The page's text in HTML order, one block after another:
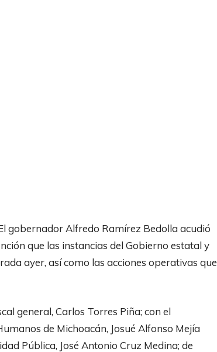
gobernador Alfredo Ramírez Bedolla acudió
que las instancias del Gobierno estatal y
ayer, así como las acciones operativas que
general, Carlos Torres Piña; con el
de Michoacán, Josué Alfonso Mejía
Pública, José Antonio Cruz Medina; de